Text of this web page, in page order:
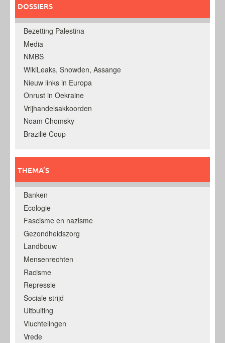
DOSSIERS
Bezetting Palestina
Media
NMBS
WikiLeaks, Snowden, Assange
Nieuw links in Europa
Onrust in Oekraine
Vrijhandelsakkoorden
Noam Chomsky
Brazilië Coup
THEMA’S
Banken
Ecologie
Fascisme en nazisme
Gezondheidszorg
Landbouw
Mensenrechten
Racisme
Repressie
Sociale strijd
Uitbuiting
Vluchtelingen
Vrede